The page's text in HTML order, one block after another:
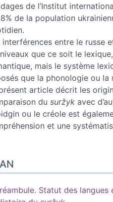
de l’Institut
de la population
interférences entre le russe
que ce soit le
mais le système
que la phonologie ou la
article décrit les
du suržyk avec
ou le créole est
et une
Statut des langues